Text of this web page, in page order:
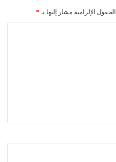
الحقول الإلزامية مشار إليها بـ *